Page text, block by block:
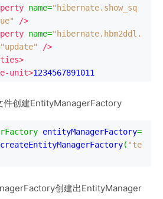
name="hibernate.show_sq
/>
name="hibernate.hbm2ddl.
"update"
/>
unit>1234567891011
件创建EntityManagerFactory
entityManagerFactory=
createEntityManagerFactory( "te
创建出EntityManager